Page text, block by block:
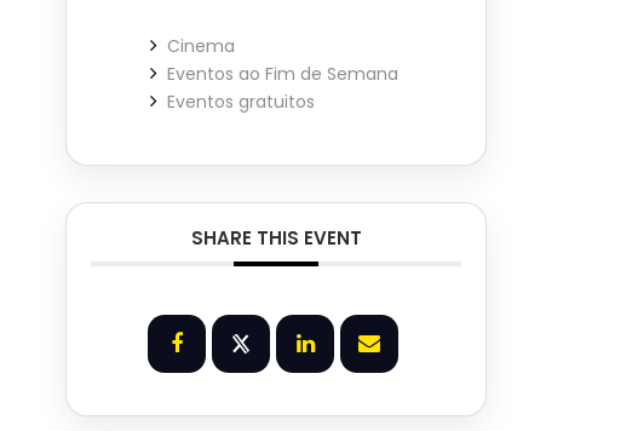
Cinema
Eventos ao Fim de Semana
Eventos gratuitos
SHARE THIS EVENT